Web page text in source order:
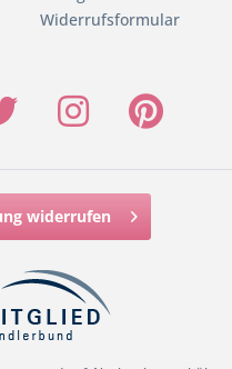
Widerrufsformular
widerrufen